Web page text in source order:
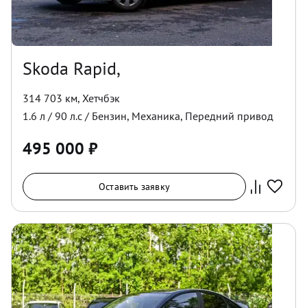
Skoda Rapid,
314 703 км, Хетчбэк
1.6 л / 90 л.с / Бензин, Механика, Передний привод
495 000 ₽
Оставить заявку